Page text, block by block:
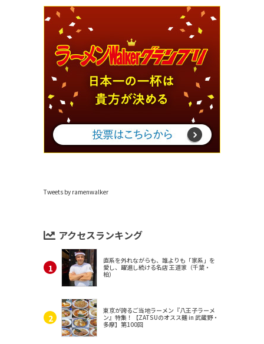
Tweets by ramenwalker
アクセスランキング
直系を外れながらも、誰よりも「家系」を
愛し、躍進し続ける名店 王道家（千葉・
柏）
東京が誇るご当地ラーメン『八王子ラーメ
ン』特集！【ZATSUのオスス麺 in 武蔵野・
多摩】第100回